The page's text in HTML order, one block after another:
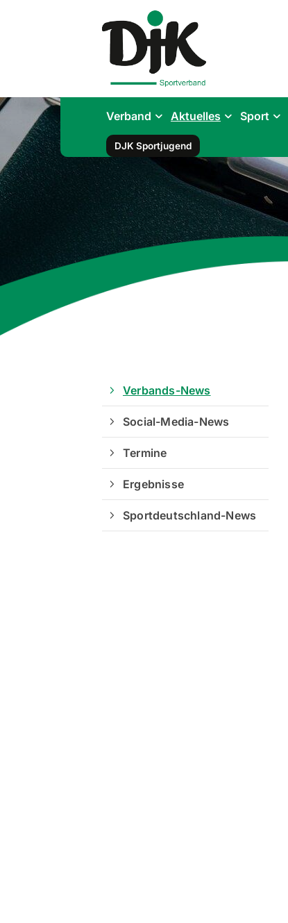
Verband Aktuelles Sport
DJK Sportjugend
Verbands-News
Social-Media-News
Termine
Ergebnisse
Sportdeutschland-News